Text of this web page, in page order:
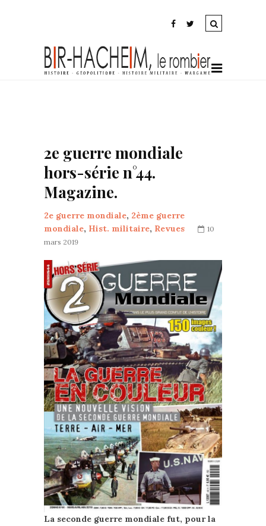
2e guerre mondiale
hors-série n°44.
Magazine.
2e guerre mondiale, 2ème guerre
mondiale, Hist. militaire, Revues
10
mars 2019
La seconde guerre mondiale fut, pour la